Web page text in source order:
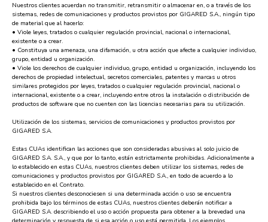
Nuestros clientes acuerdan no transmitir, retransmitir o almacenar en, o a través de los
sistemas, redes de comunicaciones y productos provistos por GIGARED S.A., ningún tipo
de material que al hacerlo:
• Viole leyes, tratados o cualquier regulación provincial, nacional o internacional,
existente o a crear.
• Constituya una amenaza, una difamación, u otra acción que afecte a cualquier individuo,
grupo, entidad u organización.
• Viole los derechos de cualquier individuo, grupo, entidad u organización, incluyendo los
derechos de propiedad intelectual, secretos comerciales, patentes y marcas u otros
similares protegidos por leyes, tratados o cualquier regulación provincial, nacional o
internacional, existente o a crear, incluyendo entre otros la instalación o distribución de
productos de software que no cuenten con las licencias necesarias para su utilización.
Utilización de los sistemas, servicios de comunicaciones y productos provistos por
GIGARED S.A.
Estas CUAs identifican las acciones que son consideradas abusivas al solo juicio de
GIGARED S.A. S.A., y que por lo tanto, están estrictamente prohibidas. Adicionalmente a
lo establecido en estas CUAs, nuestros clientes deben utilizar los sistemas, redes de
comunicaciones y productos provistos por GIGARED S.A., en todo de acuerdo a lo
establecido en el Contrato.
Si nuestros clientes desconociesen si una determinada acción o uso se encuentra
prohibida bajo los términos de estas CUAs, nuestros clientes deberán notificar a
GIGARED S.A. describiendo el uso o acción propuesta para obtener a la brevedad una